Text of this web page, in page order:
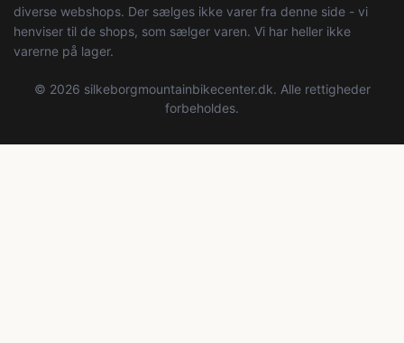
diverse webshops. Der sælges ikke varer fra denne side - vi
henviser til de shops, som sælger varen. Vi har heller ikke
varerne på lager.
© 2026 silkeborgmountainbikecenter.dk. Alle rettigheder
forbeholdes.